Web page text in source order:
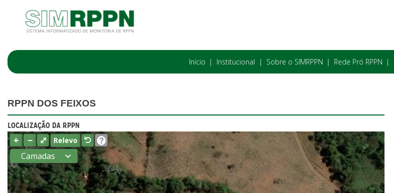
Início Institucional Sobre o SIMRPPN Rede Pró RPPN
RPPN DOS FEIXOS
LOCALIZAÇÃO DA RPPN
+ − ⤢ Relevo
Camadas
Estados
Municípios